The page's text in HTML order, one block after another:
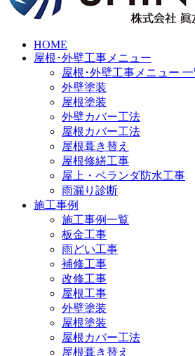
HOME
屋根･外壁工事メニュー
屋根･外壁工事メニュー
外壁塗装
屋根塗装
外壁カバー工法
屋根カバー工法
屋根葺き替え
屋根修繕工事
屋上・ベランダ防水工事
雨漏り診断
施工事例
施工事例一覧
板金工事
雨どい工事
補修工事
改修工事
屋根工事
外壁塗装
屋根塗装
屋根カバー工法
屋根葺き替え